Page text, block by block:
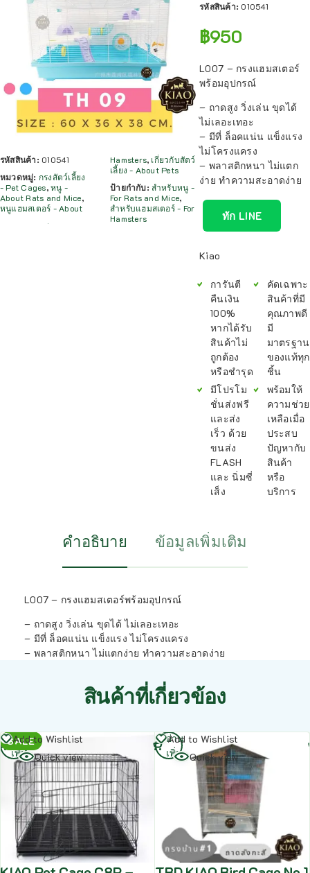
รหัสสินค้า: 010541
หมวดหมู่: กรงสัตว์เลี้ยง
- Pet Cages,หนู -
About Rats and Mice,
หนูแฮมสเตอร์ - About
Hamsters, เกี่ยวกับสัตว์
เลี้ยง - About Pets
ป้ายกำกับ: สำหรับหนู -
For Rats and Mice,
สำหรับแฮมสเตอร์ - For
Hamsters
รหัสสินค้า: 010541
฿950
L007 – กรงแฮมสเตอร์
พร้อมอุปกรณ์
– ถาดสูง วิ่งเล่น ขุดได้
ไม่เลอะเทอะ
– มีที่ ล็อคแน่น แข็งแรง
ไม่โครงแครง
– พลาสติกหนา ไม่แตก
ง่าย ทำความสะอาดง่าย
ทัก LINE
Kiao
การันตี
คืนเงิน
100%
หากได้รับ
สินค้าไม่
ถูกต้อง
หรือชำรุด
มีโปรโม
ชั่นส่งฟรี
และส่ง
เร็ว ด้วย
ขนส่ง
FLASH
และ นิ่มซี่
เส็ง
คัดเฉพาะ
สินค้าที่มี
คุณภาพดี
มี
มาตรฐาน
ของแท้ทุก
ชิ้น
พร้อมให้
ความช่วย
เหลือเมื่อ
ประสบ
ปัญหากับ
สินค้า
หรือ
บริการ
คำอธิบาย ข้อมูลเพิ่มเติม
L007 – กรงแฮมสเตอร์พร้อมอุปกรณ์
– ถาดสูง วิ่งเล่น ขุดได้ ไม่เลอะเทอะ
– มีที่ ล็อคแน่น แข็งแรง ไม่โครงแครง
– พลาสติกหนา ไม่แตกง่าย ทำความสะอาดง่าย
สินค้าที่เกี่ยวข้อง
SALE
Add to Wishlist
Quick view
อ่าน
เพิ่ม
Add to Wishlist
Quick view
อ่าน
เพิ่ม